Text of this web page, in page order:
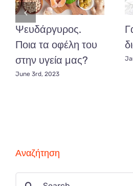
Ψευδάργυρος.
Ποια τα οφέλη του
στην υγεία μας?
June 3rd, 2023
Αναζήτηση
Search